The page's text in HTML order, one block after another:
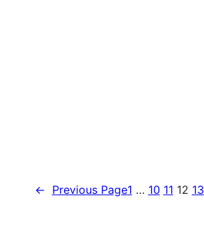
← Previous Page1 … 10 11 12 13